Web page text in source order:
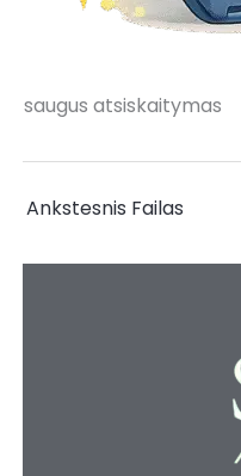
saugus atsiskaitymas
Ankstesnis Failas